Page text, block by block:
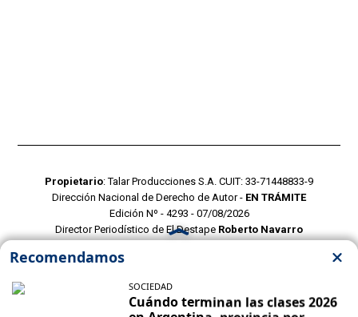
Propietario: Talar Producciones S.A. CUIT: 33-71448833-9
Dirección Nacional de Derecho de Autor - EN TRÁMITE
Edición Nº - 4293 - 07/08/2026
Director Periodístico de El Destape Roberto Navarro
POLITICAS DE PRIVACIDAD
CONTACTO COMERCIAL